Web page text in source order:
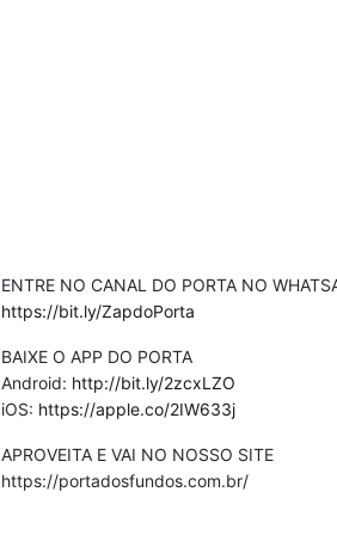
ENTRE NO CANAL DO PORTA NO
https://bit.ly/ZapdoPorta
BAIXE O APP DO PORTA
Android: http://bit.ly/2zcxLZO
iOS: https://apple.co/2IW633j
APROVEITA E VAI NO NOSSO SITE
⁠https://portadosfundos.com.br/